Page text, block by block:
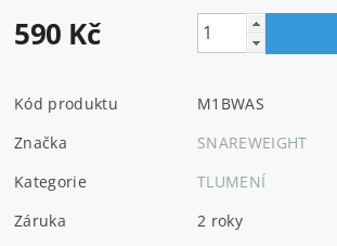
590 Kč
Kód produktu
M1BWAS
Značka
SNAREWEIGHT
Kategorie
TLUMENÍ
Záruka
2 roky